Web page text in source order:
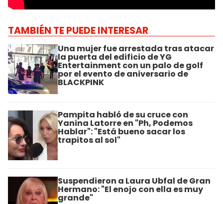
TAMBIÉN TE PUEDE INTERESAR
Una mujer fue arrestada tras atacar
la puerta del edificio de YG
Entertainment con un palo de golf
por el evento de aniversario de
BLACKPINK
Pampita habló de su cruce con
Yanina Latorre en "Ph, Podemos
Hablar": "Está bueno sacar los
trapitos al sol"
Suspendieron a Laura Ubfal de Gran
Hermano: "El enojo con ella es muy
grande"